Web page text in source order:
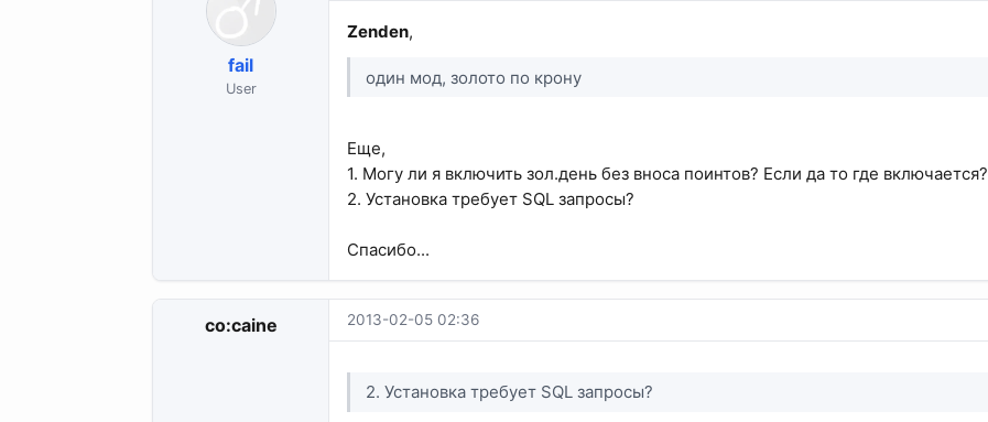
fail
User
Zenden,
один мод, золото по крону
Еще,
1. Могу ли я включить зол.день без вноса поинтов? Если да то где включается?
2. Установка требует SQL запросы?
Спасибо...
co:caine 2013-02-05 02:36
2. Установка требует SQL запросы?